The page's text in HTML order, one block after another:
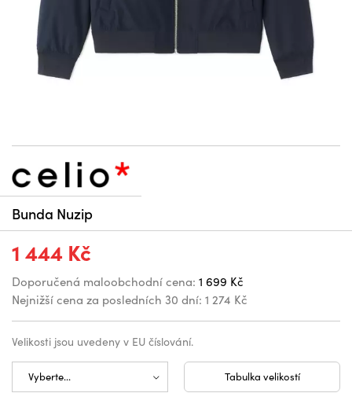
Bunda Nuzip
1 444 Kč
Doporučená maloobchodní cena: 1 699 Kč
Nejnižší cena za posledních 30 dní: 1 274 Kč
Velikosti jsou uvedeny v EU číslování.
Tabulka velikostí